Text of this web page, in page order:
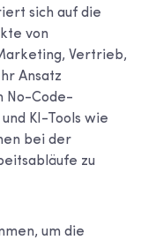
sich auf die
von
Vertrieb,
Ansatz
No-Code-
KI-Tools wie
bei der
zu
um die